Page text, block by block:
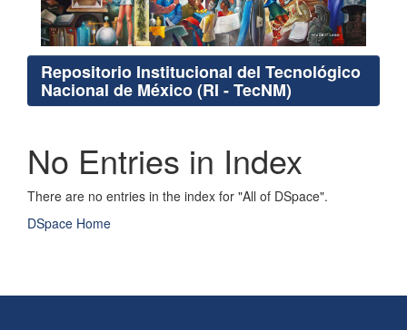
Repositorio Institucional del Tecnológico
Nacional de México (RI - TecNM)
No Entries in Index
There are no entries in the index for "All of DSpace".
DSpace Home